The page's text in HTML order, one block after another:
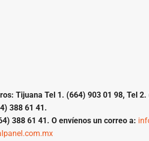
Tijuana Tel 1. (664) 903 01 98, Tel
388 61 41.
388 61 41. O envíenos un correo a: